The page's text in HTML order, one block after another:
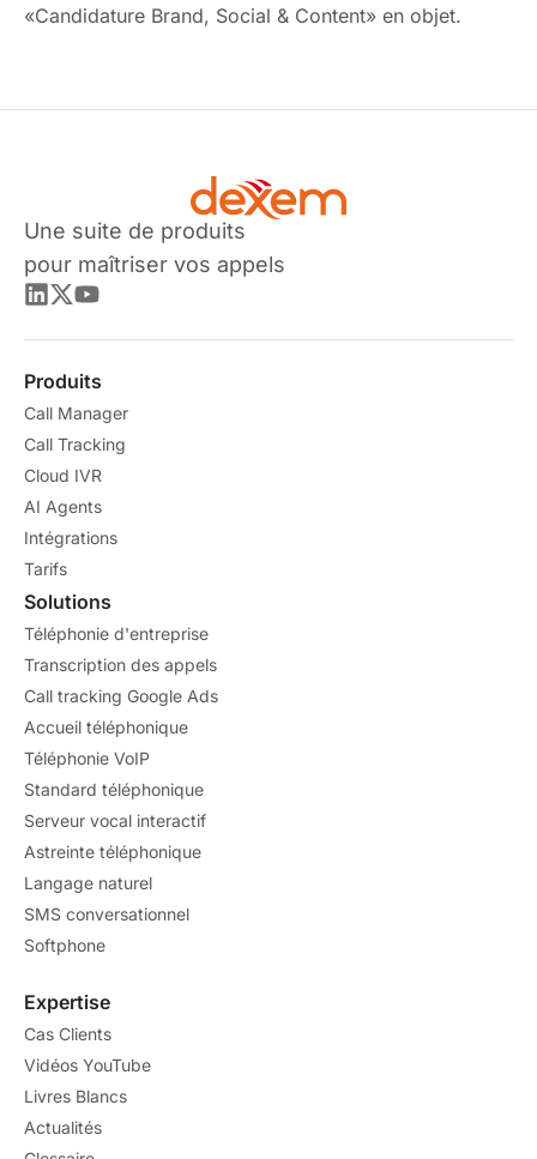
«Candidature Brand, Social & Content» en objet.
Une suite de produits
pour maîtriser vos appels
Produits
Call Manager
Call Tracking
Cloud IVR
AI Agents
Intégrations
Tarifs
Solutions
Téléphonie d'entreprise
Transcription des appels
Call tracking Google Ads
Accueil téléphonique
Téléphonie VoIP
Standard téléphonique
Serveur vocal interactif
Astreinte téléphonique
Langage naturel
SMS conversationnel
Softphone
Expertise
Cas Clients
Vidéos YouTube
Livres Blancs
Actualités